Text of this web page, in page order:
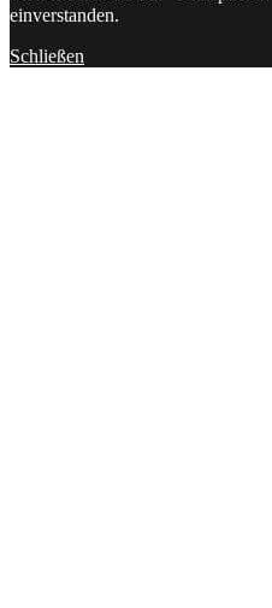
einverstanden.
Schließen